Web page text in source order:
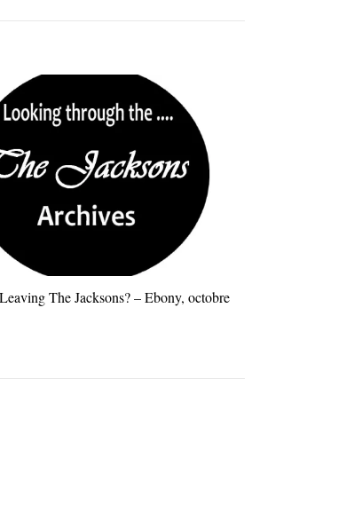
The Jacksons? – Ebony, octobre